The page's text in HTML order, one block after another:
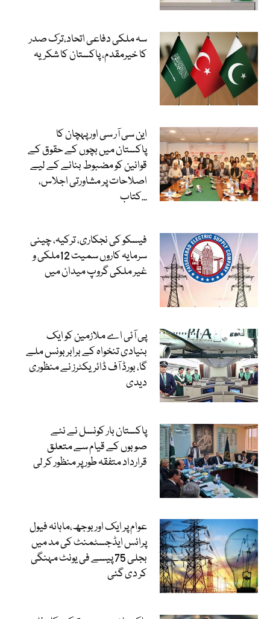
سہ ملکی دفاعی اتحاد،ترک صدر
کا خیرمقدم، پاکستان کا شکریہ
این سی آر سی اور پہچان کا
پاکستان میں بچوں کے حقوق کے
قوانین کو مضبوط بنانے کے لیے
اصلاحات پر مشاورتی اجلاس،
کتاب...
فیسکو کی نجکاری، ترکیہ، چینی
سرمایہ کاروں سمیت 12ملکی و
غیر ملکی گروپ میدان میں
پی آئی اے ملازمین کو ایک
بنیادی تنخواہ کے برابر بونس ملے
گا، بورڈ آف ڈائریکٹرز نے منظوری
دیدی
پاکستان بار کونسل نے نئے
صوبوں کے قیام سے متعلق
قرارداد متفقہ طور پر منظور کر لی
عوام پر ایک اور بوجھ،ماہانہ فیول
پرائس ایڈجسٹمنٹ کی مد میں
بجلی 75 پیسے فی یونٹ مہنگی
کر دی گئی